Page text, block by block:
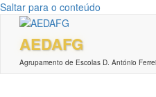
Saltar para o conteúdo
AEDAFG
Agrupamento de Escolas D. António